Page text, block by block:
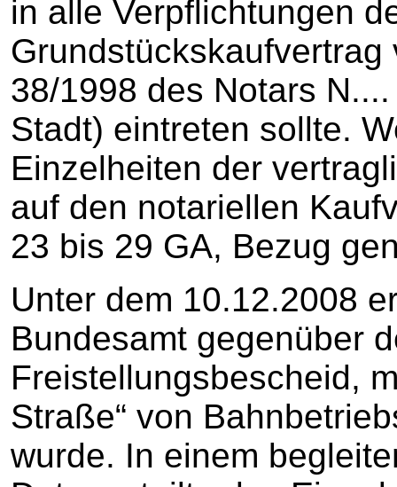
in alle Verpflichtungen
38/1998 des Notars
Stadt) eintreten sollte.
Einzelheiten der
auf den notariellen
23 bis 29 GA, Bezug
Unter dem 10.12.2008
Bundesamt gegenüber
Freistellungsbescheid,
Straße“ von
wurde. In einem